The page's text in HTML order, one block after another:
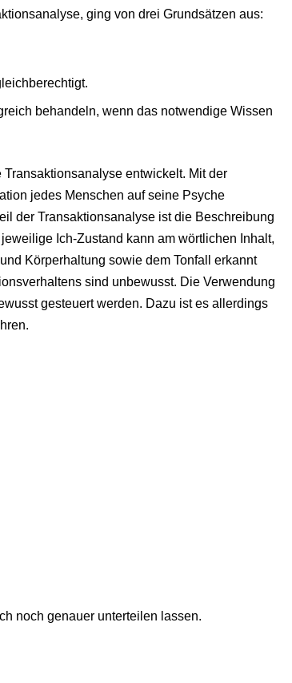
ging von drei Grundsätzen aus:
behandeln, wenn das notwendige Wissen
entwickelt. Mit der
jedes Menschen auf seine Psyche
der Transaktionsanalyse ist die Beschreibung
Ich-Zustand kann am wörtlichen Inhalt,
Körperhaltung sowie dem Tonfall erkannt
sind unbewusst. Die Verwendung
gesteuert werden. Dazu ist es allerdings
noch genauer unterteilen lassen.